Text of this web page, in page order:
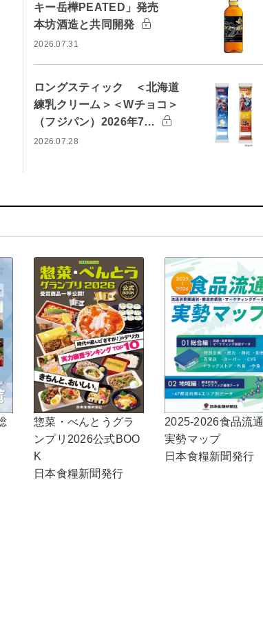
キー岳樺PEATED」発売
本坊酒造と共同開発
2026.07.31
ロングスティック ＜北海道
練乳クリーム＞＜Wチョコ＞
（フジパン）2026年7…
2026.07.28
惣菜・べんとうグラ
ンプリ2026公式BOO
K
日本食糧新聞発行
2025-2026食品流通
実勢マップ
日本食糧新聞発行